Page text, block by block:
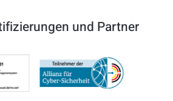
und Partner